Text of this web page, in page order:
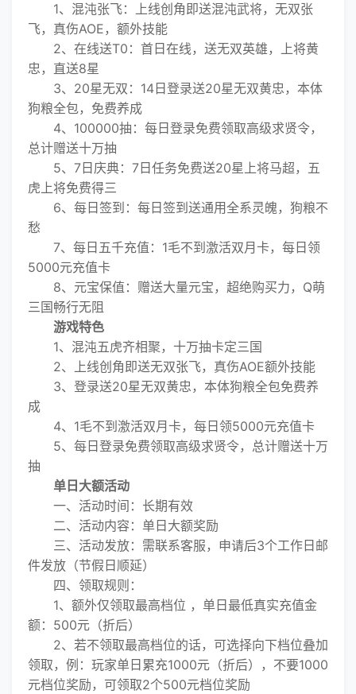
1、混沌张飞：上线创角即送混沌武将，无双张
飞，真伤AOE，额外技能
2、在线送T0：首日在线，送无双英雄，上将黄
忠，直送8星
3、20星无双：14日登录送20星无双黄忠，本体
狗粮全包，免费养成
4、100000抽：每日登录免费领取高级求贤令，
总计赠送十万抽
5、7日庆典：7日任务免费送20星上将马超，五
虎上将免费得三
6、每日签到：每日签到送通用全系灵魄，狗粮不
愁
7、每日五千充值：1毛不到激活双月卡，每日领
5000元充值卡
8、元宝保值：赠送大量元宝，超绝购买力，Q萌
三国畅行无阻
游戏特色
1、混沌五虎齐相聚，十万抽卡定三国
2、上线创角即送无双张飞，真伤AOE额外技能
3、登录送20星无双黄忠，本体狗粮全包免费养
成
4、1毛不到激活双月卡，每日领5000元充值卡
5、每日登录免费领取高级求贤令，总计赠送十万
抽
单日大额活动
一、活动时间：长期有效
二、活动内容：单日大额奖励
三、活动发放：需联系客服，申请后3个工作日邮
件发放（节假日顺延）
四、领取规则：
1、额外仅领取最高档位 ，单日最低真实充值金
额：500元（折后）
2、若不领取最高档位的话，可选择向下档位叠加
领取，例：玩家单日累充1000元（折后），不要1000
元档位奖励，可领取2个500元档位奖励